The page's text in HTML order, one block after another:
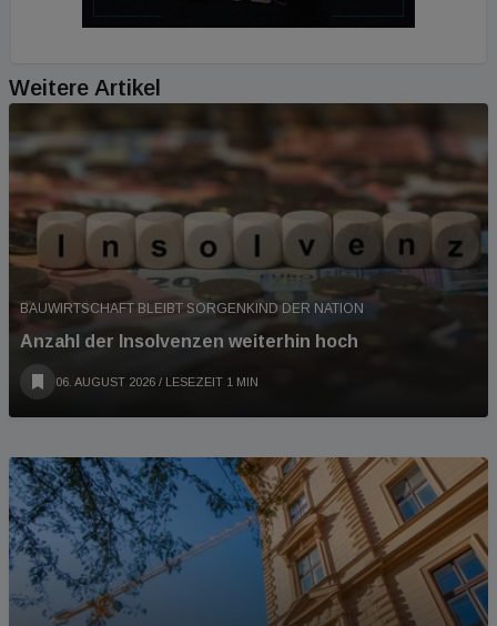
Weitere Artikel
BAUWIRTSCHAFT BLEIBT SORGENKIND DER NATION
Anzahl der Insolvenzen weiterhin hoch
06. AUGUST 2026 / LESEZEIT 1 MIN